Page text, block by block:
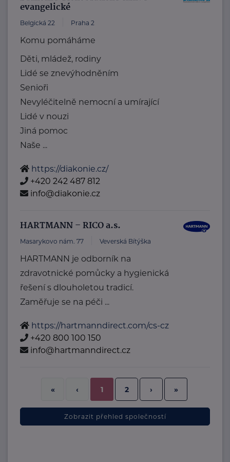
evangelické
Belgická 22 Praha 2
Komu pomáháme
Děti, mládež, rodiny
Lidé se znevýhodněním
Senioři
Nevyléčitelně nemocní a umírající
Lidé v nouzi
Jiná pomoc
Naše ...
https://diakonie.cz/
+420 242 487 812
info@diakonie.cz
HARTMANN – RICO a.s.
Masarykovo nám. 77 Veverská Bítýška
HARTMANN je odborník na
zdravotnické pomůcky a hygienická
řešení s dlouholetou tradicí.
Zaměřuje se na péči ...
https://hartmanndirect.com/cs-cz
+420 800 100 150
info@hartmanndirect.cz
« ‹ 1 2 › »
Zobrazit přehled společností